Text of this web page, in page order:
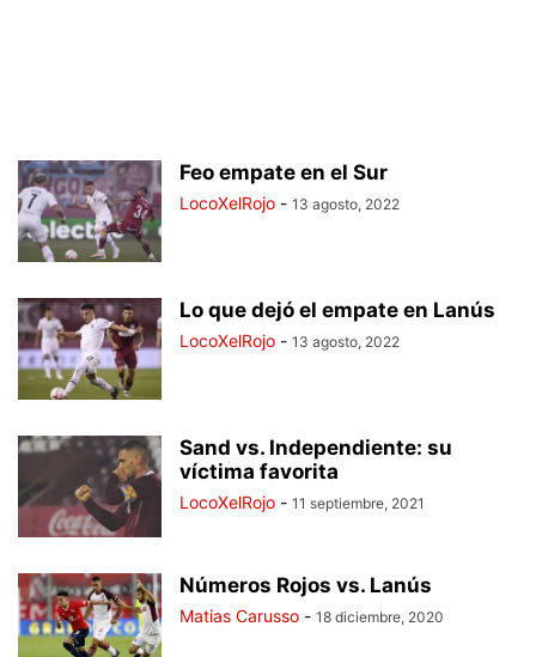
Feo empate en el Sur
LocoXelRojo - 13 agosto, 2022
Lo que dejó el empate en Lanús
LocoXelRojo - 13 agosto, 2022
Sand vs. Independiente: su
víctima favorita
LocoXelRojo - 11 septiembre, 2021
Números Rojos vs. Lanús
Matias Carusso - 18 diciembre, 2020